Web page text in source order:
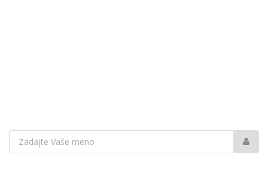
Vaše
meno: